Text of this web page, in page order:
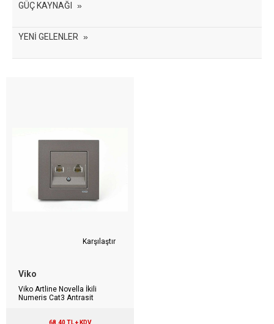
GÜÇ KAYNAĞI
YENİ GELENLER
Karşılaştır
Viko
Viko Artline Novella İkili
Numeris Cat3 Antrasit
68,40 TL + KDV